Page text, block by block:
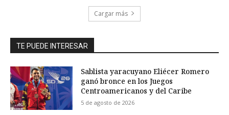
Cargar más
TE PUEDE INTERESAR
Sablista yaracuyano Eliécer Romero
ganó bronce en los Juegos
Centroamericanos y del Caribe
5 de agosto de 2026